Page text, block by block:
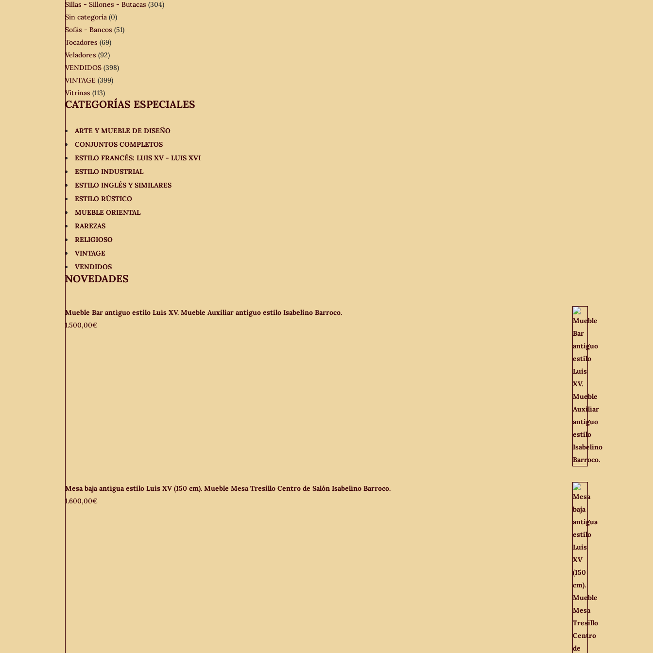
Sillas - Sillones - Butacas (304)
Sin categoría (0)
Sofás - Bancos (51)
Tocadores (69)
Veladores (92)
VENDIDOS (398)
VINTAGE (399)
Vitrinas (113)
CATEGORÍAS ESPECIALES
ARTE Y MUEBLE DE DISEÑO
CONJUNTOS COMPLETOS
ESTILO FRANCÉS: LUIS XV - LUIS XVI
ESTILO INDUSTRIAL
ESTILO INGLÉS Y SIMILARES
ESTILO RÚSTICO
MUEBLE ORIENTAL
RAREZAS
RELIGIOSO
VINTAGE
VENDIDOS
NOVEDADES
Mueble Bar antiguo estilo Luis XV. Mueble Auxiliar antiguo estilo Isabelino Barroco.
1.500,00€
Mesa baja antigua estilo Luis XV (150 cm). Mueble Mesa Tresillo Centro de Salón Isabelino Barroco.
1.600,00€